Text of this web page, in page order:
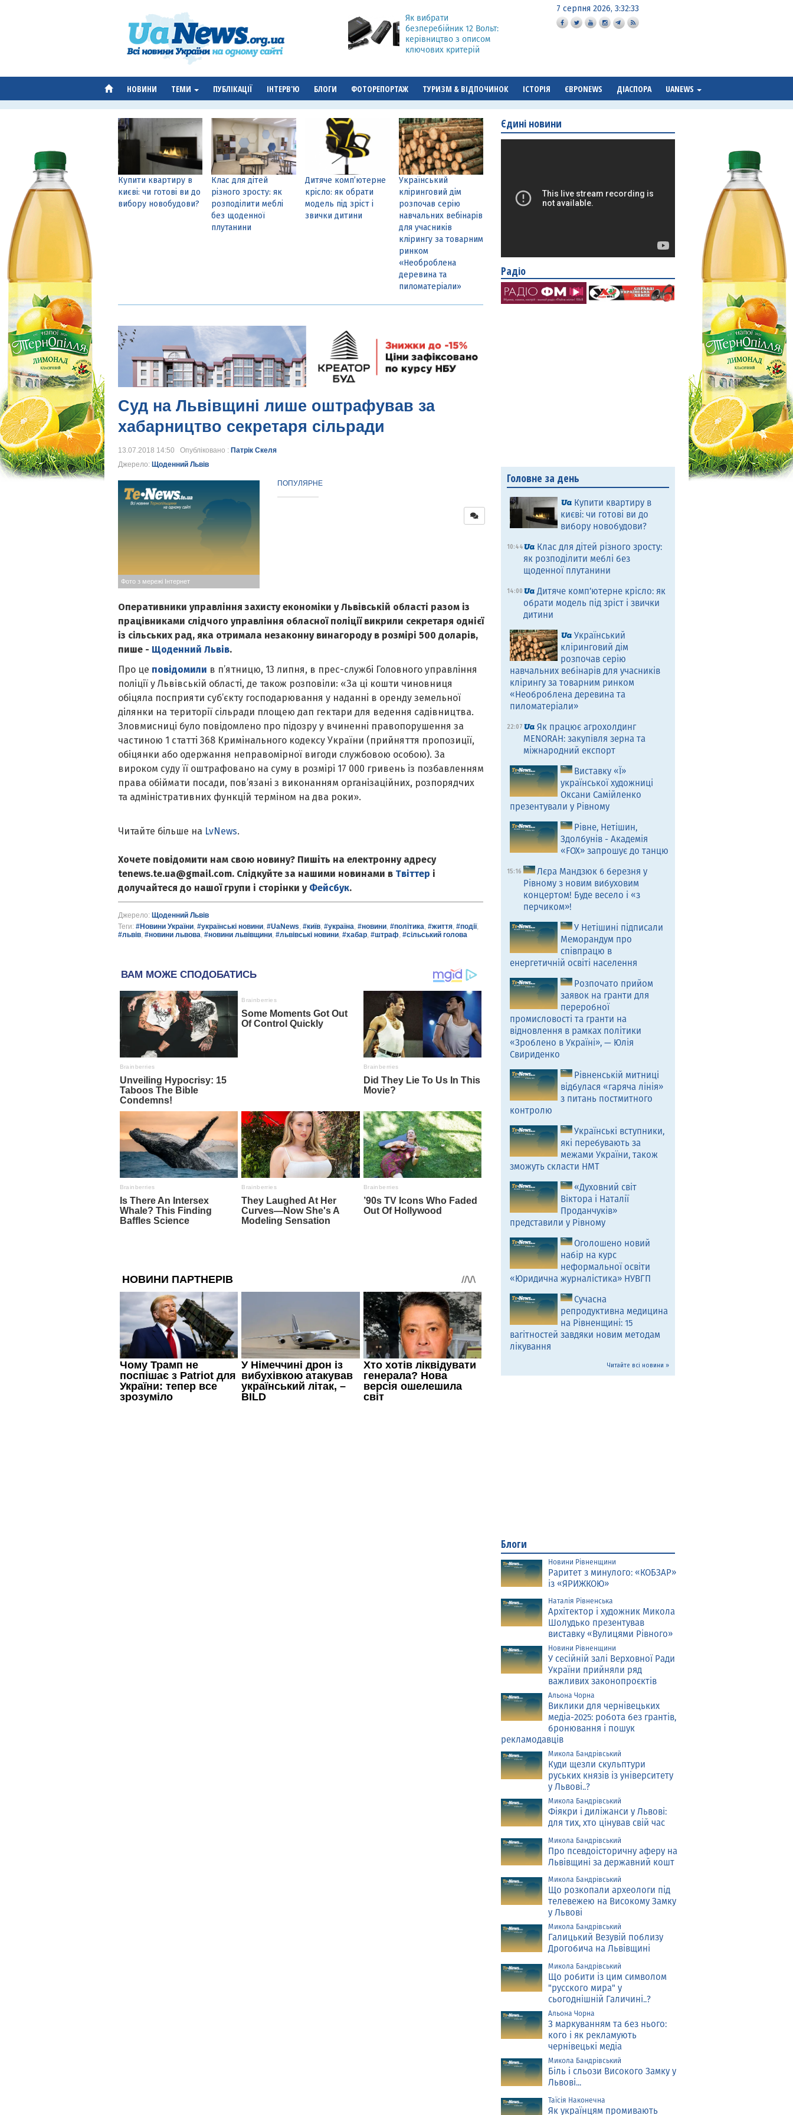
Як вибрати
безперебійник 12 Вольт:
керівництво з описом
ключових критерій
7 серпня 2026, 3:32:34
НОВИНИ ТЕМИ ПУБЛІКАЦІЇ ІНТЕРВ'Ю БЛОГИ ФОТОРЕПОРТАЖ ТУРИЗМ & ВІДПОЧИНОК ІСТОРІЯ ЄВРОNEWS ДІАСПОРА UANEWS
Купити квартиру в
києві: чи готові ви до
вибору новобудови?
Клас для дітей
різного зросту: як
розподілити меблі
без щоденної
плутанини
Дитяче комп’ютерне
крісло: як обрати
модель під зріст і
звички дитини
Український
кліринговий дім
розпочав серію
навчальних вебінарів
для учасників
клірингу за товарним
ринком
«Необроблена
деревина та
пиломатеріали»
Суд на Львівщині лише оштрафував за
хабарництво секретаря сільради
13.07.2018 14:50 Опубліковано : Патрік Скеля
Джерело: Щоденний Львів
Фото з мережі Інтернет
ПОПУЛЯРНЕ
Оперативники управління захисту економіки у Львівській області разом із
працівниками слідчого управління обласної поліції викрили секретаря однієї
із сільських рад, яка отримала незаконну винагороду в розмірі 500 доларів,
пише - Щоденний Львів.
Про це повідомили в п’ятницю, 13 липня, в прес-службі Головного управління
поліції у Львівській області, де також розповіли: «За ці кошти чиновниця
обіцяла посприяти суб’єкту господарювання у наданні в оренду земельної
ділянки на території сільради площею дап гектари для ведення садівництва.
Зловмисниці було повідомлено про підозру у вчиненні правопорушення за
частиною 1 статті 368 Кримінального кодексу України (прийняття пропозиції,
обіцянки або одержання неправомірної вигоди службовою особою). За
вироком суду її оштрафовано на суму в розмірі 17 000 гривень із позбавленням
права обіймати посади, пов’язані з виконанням організаційних, розпорядчих
та адміністративних функцій терміном на два роки».
Читайте більше на LvNews.
Хочете повідомити нам свою новину? Пишіть на електронну адресу
tenews.te.ua@gmail.com. Слідкуйте за нашими новинами в Твіттер і
долучайтеся до нашої групи і сторінки у Фейсбук.
Джерело: Щоденний Львів
Теги: #Новини України, #українські новини, #UaNews, #київ, #україна, #новини, #політика, #життя, #події,
#львів, #новини львова, #новини львівщини, #львівські новини, #хабар, #штраф, #сільський голова
Єдині новини
Радіо
Головне за день
Купити квартиру в
києві: чи готові ви до
вибору новобудови?
10:44
Клас для дітей різного зросту:
як розподілити меблі без
щоденної плутанини
14:00
Дитяче комп’ютерне крісло: як
обрати модель під зріст і звички
дитини
Український
кліринговий дім
розпочав серію
навчальних вебінарів для учасників
клірингу за товарним ринком
«Необроблена деревина та
пиломатеріали»
22:07
Як працює агрохолдинг
MENORAH: закупівля зерна та
міжнародний експорт
Виставку «Ї»
української художниці
Оксани Самійленко
презентували у Рівному
Рівне, Нетішин,
Здолбунів - Академія
«FOX» запрошує до танцю
15:16
Лєра Мандзюк 6 березня у
Рівному з новим вибуховим
концертом! Буде весело і «з
перчиком»!
У Нетішині підписали
Меморандум про
співпрацю в
енергетичній освіті населення
Розпочато прийом
заявок на гранти для
переробної
промисловості та гранти на
відновлення в рамках політики
«Зроблено в Україні», — Юлія
Свириденко
Рівненській митниці
відбулася «гаряча лінія»
з питань постмитного
контролю
Українські вступники,
які перебувають за
межами України, також
зможуть скласти НМТ
«Духовний світ
Віктора і Наталії
Проданчуків»
представили у Рівному
Оголошено новий
набір на курс
неформальної освіти
«Юридична журналістика» НУВГП
Сучасна
репродуктивна медицина
на Рівненщині: 15
вагітностей завдяки новим методам
лікування
Читайте всі новини »
Блоги
Новини Рівненщини
Раритет з минулого: «КОБЗАР»
із «ЯРИЖКОЮ»
Наталія Рівненська
Архітектор і художник Микола
Шолудько презентував
виставку «Вулицями Рівного»
Новини Рівненщини
У сесійній залі Верховної Ради
України прийняли ряд
важливих законопроєктів
Альона Чорна
Виклики для чернівецьких
медіа-2025: робота без грантів,
бронювання і пошук
рекламодавців
Микола Бандрівський
Куди щезли скульптури
руських князів із університету
у Львові..?
Микола Бандрівський
Фіякри і диліжанси у Львові:
для тих, хто цінував свій час
Микола Бандрівський
Про псевдоісторичну аферу на
Львівщині за державний кошт
Микола Бандрівський
Що розкопали археологи під
телевежею на Високому Замку
у Львові
Микола Бандрівський
Галицький Везувій поблизу
Дрогобича на Львівщині
Микола Бандрівський
Що робити із цим символом
"русского мира" у
сьогоднішній Галичині..?
Альона Чорна
З маркуванням та без нього:
кого і як рекламують
чернівецькі медіа
Микола Бандрівський
Біль і сльози Високого Замку у
Львові...
Таїсія Наконечна
Як українцям промивають